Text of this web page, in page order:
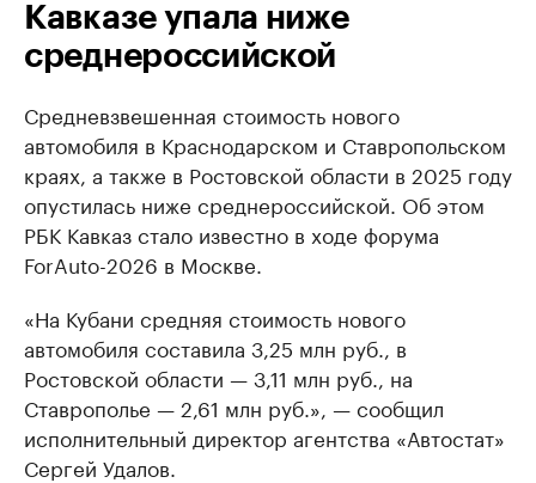
Кавказе упала ниже
среднероссийской
Средневзвешенная стоимость нового
автомобиля в Краснодарском и Ставропольском
краях, а также в Ростовской области в 2025 году
опустилась ниже среднероссийской. Об этом
РБК Кавказ стало известно в ходе форума
ForAuto-2026 в Москве.
«На Кубани средняя стоимость нового
автомобиля составила 3,25 млн руб., в
Ростовской области — 3,11 млн руб., на
Ставрополье — 2,61 млн руб.», — сообщил
исполнительный директор агентства «Автостат»
Сергей Удалов.